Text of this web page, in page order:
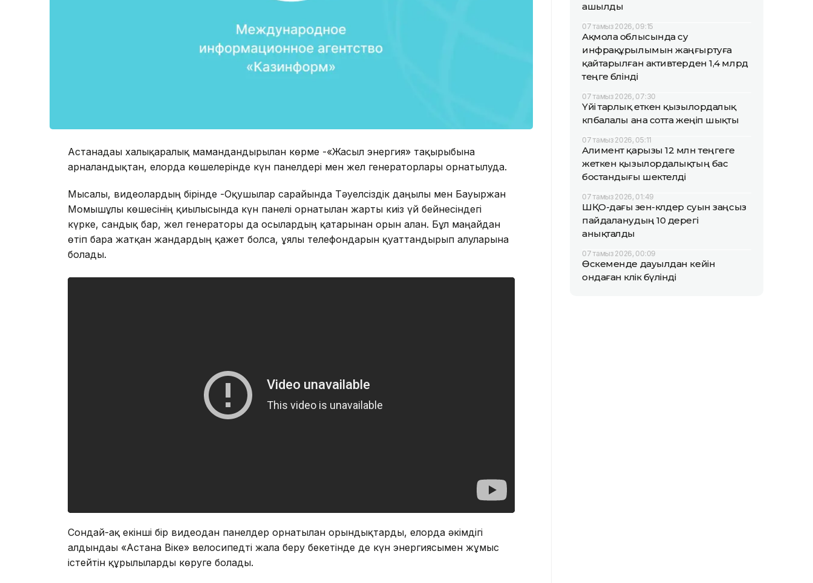
Астанадағы халықаралық мамандандырылған көрме -«Жасыл энергия» тақырыбына
арналғандықтан, елорда көшелерінде күн панелдері мен жел генераторлары орнатылуда.
Мысалы, видеолардың бірінде -Оқушылар сарайында Тәуелсіздік даңғылы мен Бауыржан
Момышұлы көшесінің қиылысында күн панелі орнатылған жарты киіз үй бейнесіндегі
күрке, сандық бар, жел генераторы да осылардың қатарынан орын алған. Бұл маңайдан
өтіп бара жатқан жандардың қажет болса, ұялы телефондарын қуаттандырып алуларына
болады.
Сондай-ақ екінші бір видеодан панелдер орнатылған орындықтарды, елорда әкімдігі
алдындағы «Астана Віке» велосипедті жалға беру бекетінде де күн энергиясымен жұмыс
істейтін құрылғыларды көруге болады.
ашылды
07 тамыз 2026, 09:15
Ақмола облысында су
инфрақұрылымын жаңғыртуға
қайтарылған активтерден 1,4 млрд
теңге бөлінді
07 тамыз 2026, 07:30
Үйі тарлық еткен қызылордалық
көпбалалы ана сотта жеңіп шықты
07 тамыз 2026, 05:11
Алимент қарызы 12 млн теңгеге
жеткен қызылордалықтың бас
бостандығы шектелді
07 тамыз 2026, 01:49
ШҚО-дағы өзен-көлдер суын заңсыз
пайдаланудың 10 дерегі
анықталды
07 тамыз 2026, 00:09
Өскеменде дауылдан кейін
ондаған көлік бүлінді